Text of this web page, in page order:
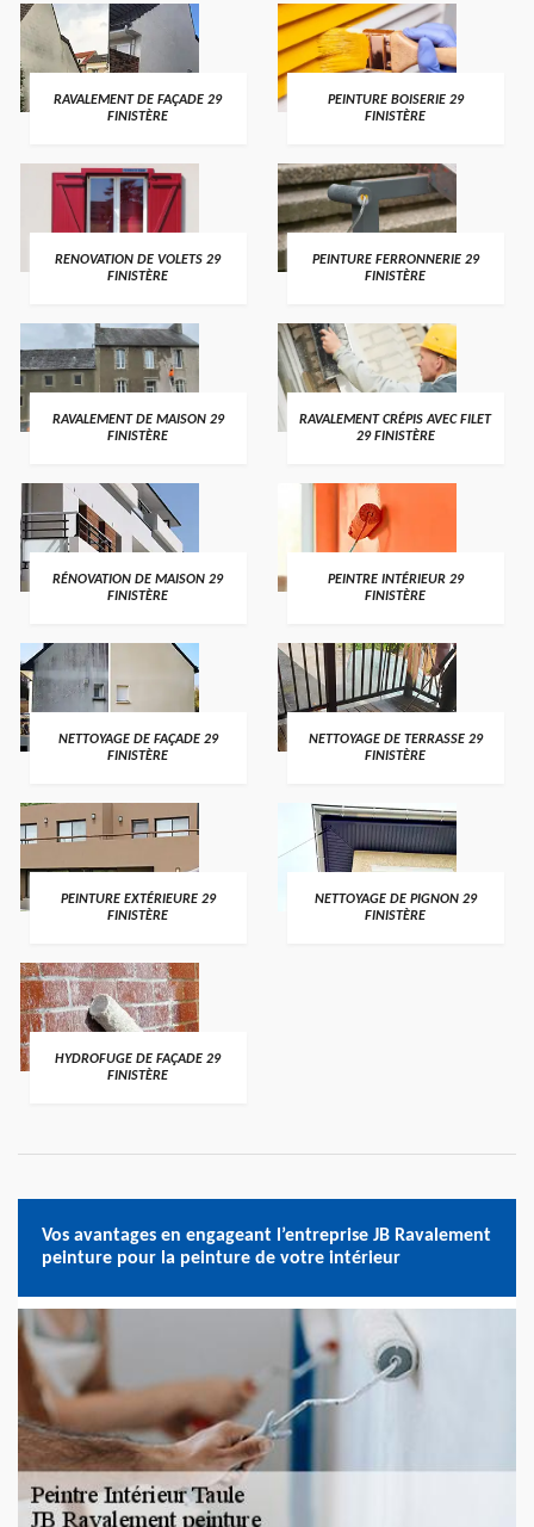
RAVALEMENT DE FAÇADE 29
FINISTÈRE
PEINTURE BOISERIE 29
FINISTÈRE
RENOVATION DE VOLETS 29
FINISTÈRE
PEINTURE FERRONNERIE 29
FINISTÈRE
RAVALEMENT DE MAISON 29
FINISTÈRE
RAVALEMENT CRÉPIS AVEC FILET
29 FINISTÈRE
RÉNOVATION DE MAISON 29
FINISTÈRE
PEINTRE INTÉRIEUR 29
FINISTÈRE
NETTOYAGE DE FAÇADE 29
FINISTÈRE
NETTOYAGE DE TERRASSE 29
FINISTÈRE
PEINTURE EXTÉRIEURE 29
FINISTÈRE
NETTOYAGE DE PIGNON 29
FINISTÈRE
HYDROFUGE DE FAÇADE 29
FINISTÈRE
Vos avantages en engageant l’entreprise JB Ravalement
peinture pour la peinture de votre intérieur